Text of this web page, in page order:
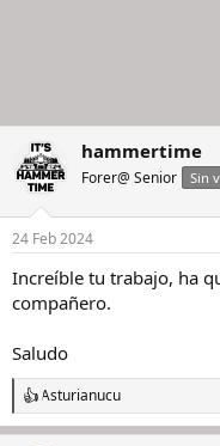
hammertime
Forer@ Senior Sin
24 Feb 2024
Increíble tu trabajo, ha
compañero.
Saludo
R
e
Asturianucu